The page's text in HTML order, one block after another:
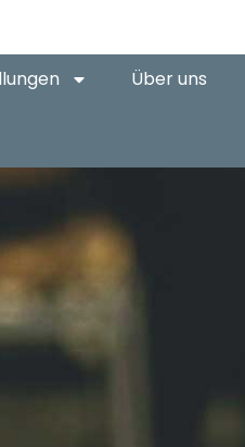
Über uns